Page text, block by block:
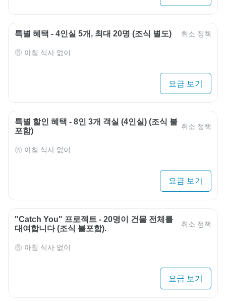
특별 혜택 - 4인실 5개, 최대 20명 (조식 별도) 취소 정책
아침 식사 없이
요금 보기
특별 할인 혜택 - 8인 3개 객실 (4인실) (조식 불
포함)
취소 정책
아침 식사 없이
요금 보기
"Catch You" 프로젝트 - 20명이 건물 전체를
대여합니다 (조식 불포함).
취소 정책
아침 식사 없이
요금 보기